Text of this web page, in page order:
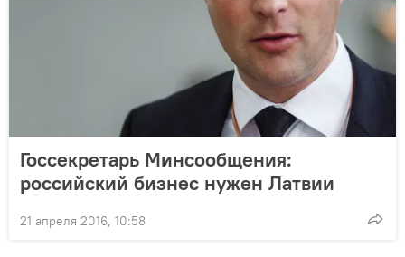
Госсекретарь Минсообщения:
российский бизнес нужен Латвии
21 апреля 2016, 10:58